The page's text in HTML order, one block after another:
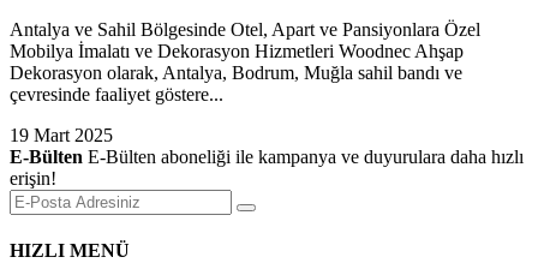
Antalya ve Sahil Bölgesinde Otel, Apart ve Pansiyonlara Özel
Mobilya İmalatı ve Dekorasyon Hizmetleri Woodnec Ahşap
Dekorasyon olarak, Antalya, Bodrum, Muğla sahil bandı ve
çevresinde faaliyet göstere...
19 Mart 2025
E-Bülten E-Bülten aboneliği ile kampanya ve duyurulara daha hızlı
erişin!
HIZLI MENÜ